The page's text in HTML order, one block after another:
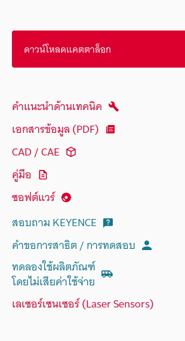
ดาวน์โหลดแคตตาล็อก
คำแนะนำด้านเทคนิค
เอกสารข้อมูล (PDF)
CAD / CAE
คู่มือ
ซอฟต์แวร์
สอบถาม KEYENCE
คำขอการสาธิต / การทดสอบ
ทดลองใช้ผลิตภัณฑ์
โดยไม่เสียค่าใช้จ่าย
เลเซอร์เซนเซอร์ (Laser Sensors)